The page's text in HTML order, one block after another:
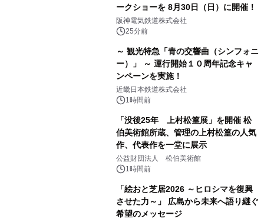
ークショーを 8月30日（日）に開催！
阪神電気鉄道株式会社
25分前
～ 観光特急「青の交響曲（シンフォニ
ー）」 ～ 運行開始１０周年記念キャ
ンペーンを実施！
近畿日本鉄道株式会社
1時間前
「没後25年 上村松篁展」を開催 松
伯美術館所蔵、管理の上村松篁の人気
作、代表作を一堂に展示
公益財団法人 松伯美術館
1時間前
「絵おと芝居2026 ～ヒロシマを復興
させた力～」 広島から未来へ語り継ぐ
希望のメッセージ